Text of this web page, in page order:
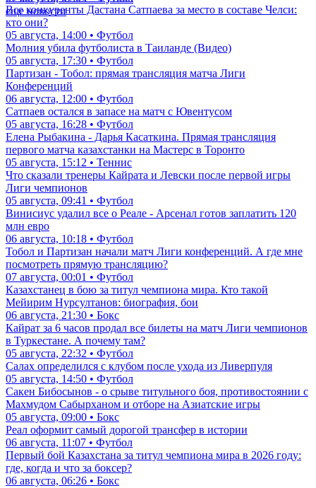
еще новости
Все конкуренты Дастана Сатпаева за место в составе Челси:
кто они?
05 августа, 14:00 • Футбол
Молния убила футболиста в Таиланде (Видео)
05 августа, 17:30 • Футбол
Партизан - Тобол: прямая трансляция матча Лиги
Конференций
06 августа, 12:00 • Футбол
Сатпаев остался в запасе на матч с Ювентусом
05 августа, 16:28 • Футбол
Елена Рыбакина - Дарья Касаткина. Прямая трансляция
первого матча казахстанки на Мастерс в Торонто
05 августа, 15:12 • Теннис
Что сказали тренеры Кайрата и Левски после первой игры
Лиги чемпионов
05 августа, 09:41 • Футбол
Винисиус удалил все о Реале - Арсенал готов заплатить 120
млн евро
06 августа, 10:18 • Футбол
Тобол и Партизан начали матч Лиги конференций. А где мне
посмотреть прямую трансляцию?
07 августа, 00:01 • Футбол
Казахстанец в бою за титул чемпиона мира. Кто такой
Мейирим Нурсултанов: биография, бои
06 августа, 21:30 • Бокс
Кайрат за 6 часов продал все билеты на матч Лиги чемпионов
в Туркестане. А почему там?
05 августа, 22:32 • Футбол
Салах определился с клубом после ухода из Ливерпуля
05 августа, 14:50 • Футбол
Сакен Бибосынов - о срыве титульного боя, противостоянии с
Махмудом Сабырханом и отборе на Азиатские игры
05 августа, 09:00 • Бокс
Реал оформит самый дорогой трансфер в истории
06 августа, 11:07 • Футбол
Первый бой Казахстана за титул чемпиона мира в 2026 году:
где, когда и что за боксер?
06 августа, 06:26 • Бокс